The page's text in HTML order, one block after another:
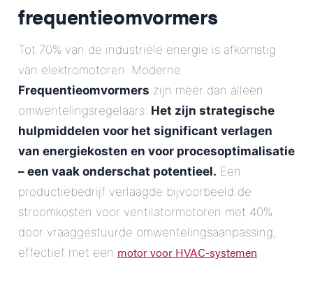
frequentieomvormers
Tot 70% van de industriële energie is afkomstig
van elektromotoren. Moderne
Frequentieomvormers zijn meer dan alleen
omwentelingsregelaars: Het zijn strategische
hulpmiddelen voor het significant verlagen
van energiekosten en voor procesoptimalisatie
– een vaak onderschat potentieel. Een
productiebedrijf verlaagde bijvoorbeeld de
stroomkosten voor ventilatormotoren met 40%
door vraaggestuurde omwentelingsaanpassing,
effectief met een motor voor HVAC-systemen.